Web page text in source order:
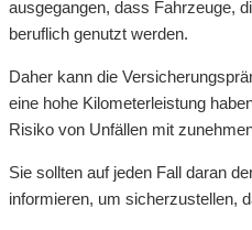
ausgegangen, dass Fahrzeuge,
beruflich genutzt werden.
Daher kann die
eine hohe Kilometerleistung
Risiko von Unfällen mit
Sie sollten auf jeden Fall daran
informieren, um sicherzustellen,